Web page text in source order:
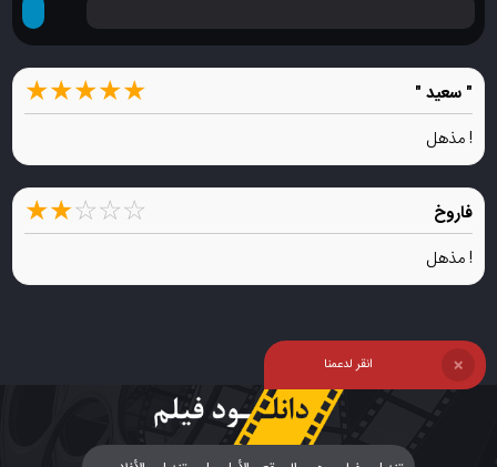
" سعيد " ★★★★★
! مذهل
فاروخ ★★☆☆☆
! مذهل
انقر لدعمنا ❌